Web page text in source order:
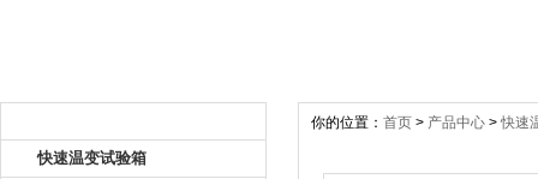
快速温变试验箱
你的位置： 首页 > 产品中心 >快速